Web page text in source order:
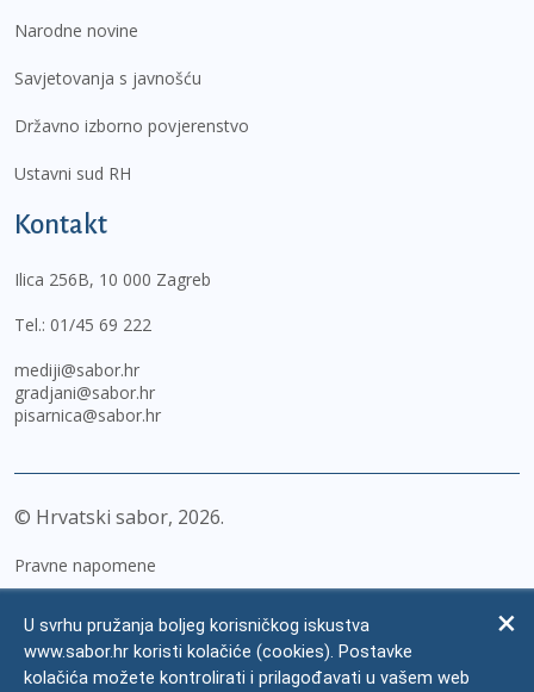
Narodne novine
Savjetovanja s javnošću
Državno izborno povjerenstvo
Ustavni sud RH
Kontakt
Ilica 256B, 10 000 Zagreb
Tel.: 01/45 69 222
mediji@sabor.hr
gradjani@sabor.hr
pisarnica@sabor.hr
© Hrvatski sabor, 2026
Pravne napomene
Zaštita osobnih podataka
Impressum
U svrhu pružanja boljeg korisničkog iskustva
www.sabor.hr koristi kolačiće (cookies). Postavke
kolačića možete kontrolirati i prilagođavati u vašem web